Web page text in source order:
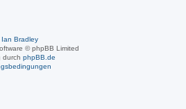
Ian Bradley
© phpBB Limited
durch phpBB.de